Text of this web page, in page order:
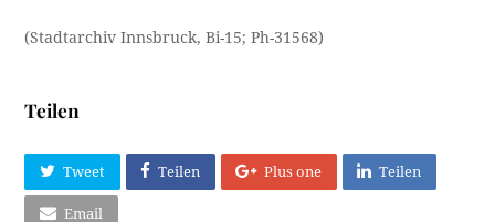
(Stadtarchiv Innsbruck, Bi-15; Ph-31568)
Teilen
Tweet Teilen Plus one Teilen
Email